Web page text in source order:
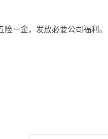
一金，发放必要公司福利。